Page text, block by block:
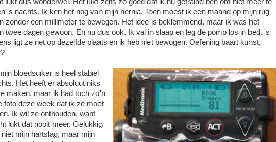
's nachts. Ik ken het nog van mijn hernia. Toen moest ik een maand op mijn rug
zonder een millimeter te bewegen. Het idee is beklemmend, maar ik was het
twee dagen gewoon. En nu dus ook. Ik val in slaap en leg de pomp los in bed. 's
ligt ze net op dezelfde plaats en ik heb niet bewogen. Oefening baart kunst,
bloedsuiker is heel stabiel
Het heeft er absoluut niks
maken, maar ik had toch zo'n
foto deze week dat ik ze moet
Ik wil ze onthouden, want
lukt dat nooit meer. Gelukkig
niet mijn hartslag, maar mijn